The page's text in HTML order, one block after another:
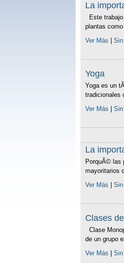
La
Este
plantas
Ver Más
Yoga
Yoga es un
tradicionales
Ver Más
La
PorquÃ© las
mayoritarios
Ver Más
Clases
Clase
de un grupo
Ver Más